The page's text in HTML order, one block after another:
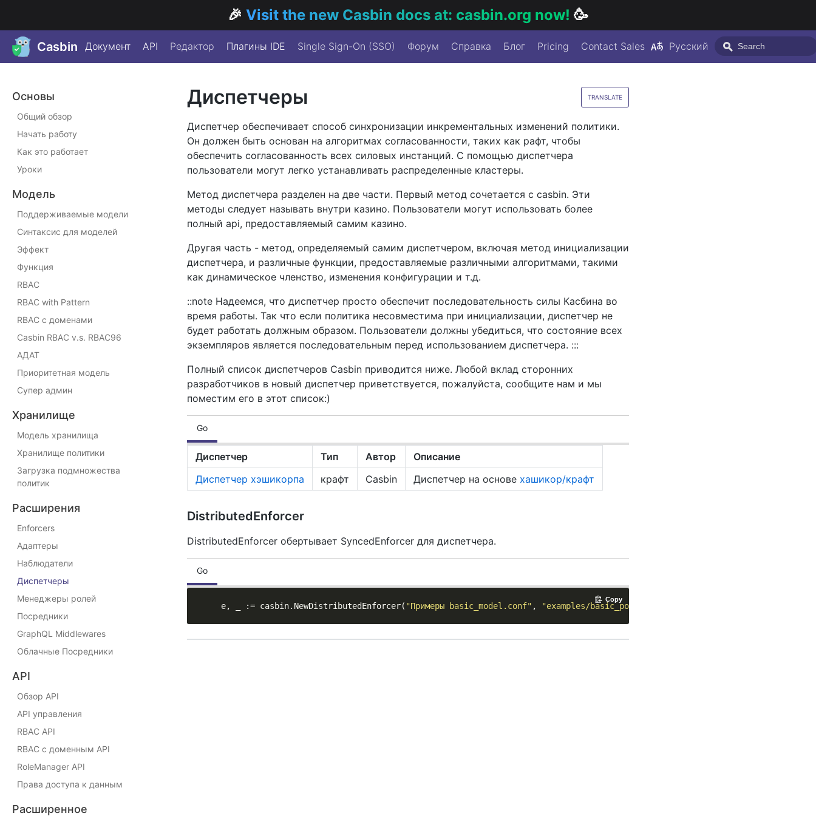
🎉 Visit the new Casbin docs at: casbin.org now! 🥳
Casbin Документ API Редактор Плагины IDE Single Sign-On (SSO) Форум Справка Блог Pricing Contact Sales Русский
Основы
Общий обзор
Начать работу
Как это работает
Уроки
Модель
Поддерживаемые модели
Синтаксис для моделей
Эффект
Функция
RBAC
RBAC with Pattern
RBAC с доменами
Casbin RBAC v.s. RBAC96
АДАТ
Приоритетная модель
Супер админ
Хранилище
Модель хранилища
Хранилище политики
Загрузка подмножества
политик
Расширения
Enforcers
Адаптеры
Наблюдатели
Диспетчеры
Менеджеры ролей
Посредники
GraphQL Middlewares
Облачные Посредники
API
Обзор API
API управления
RBAC API
RBAC с доменным API
RoleManager API
Права доступа к данным
Расширенное
TRANSLATE
Диспетчеры
Диспетчер обеспечивает способ синхронизации инкрементальных изменений политики.
Он должен быть основан на алгоритмах согласованности, таких как рафт, чтобы
обеспечить согласованность всех силовых инстанций. С помощью диспетчера
пользователи могут легко устанавливать распределенные кластеры.
Метод диспетчера разделен на две части. Первый метод сочетается с casbin. Эти
методы следует называть внутри казино. Пользователи могут использовать более
полный api, предоставляемый самим казино.
Другая часть - метод, определяемый самим диспетчером, включая метод инициализации
диспетчера, и различные функции, предоставляемые различными алгоритмами, такими
как динамическое членство, изменения конфигурации и т.д.
::note Надеемся, что диспетчер просто обеспечит последовательность силы Касбина во
время работы. Так что если политика несовместима при инициализации, диспетчер не
будет работать должным образом. Пользователи должны убедиться, что состояние всех
экземпляров является последовательным перед использованием диспетчера. :::
Полный список диспетчеров Casbin приводится ниже. Любой вклад сторонних
разработчиков в новый диспетчер приветствуется, пожалуйста, сообщите нам и мы
поместим его в этот список:)
Go
Диспетчер Тип Автор
Описание
Диспетчер хэшикорпа
крафт Casbin Диспетчер на основе хашикор/крафт
DistributedEnforcer
DistributedEnforcer обертывает SyncedEnforcer для диспетчера.
Go
    e, _ := casbin.NewDistributedEnforcer(
"Примеры basic_model.conf" , "examples/basic_policy.csv"
Copy